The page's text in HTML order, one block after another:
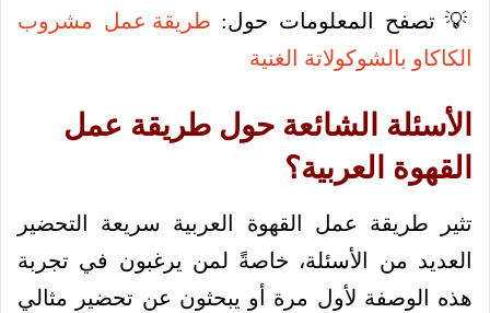
💡 تصفح المعلومات حول: طريقة عمل مشروب
الكاكاو بالشوكولاتة الغنية
الأسئلة الشائعة حول طريقة عمل
القهوة العربية؟
تثير طريقة عمل القهوة العربية سريعة التحضير
العديد من الأسئلة، خاصةً لمن يرغبون في تجربة
هذه الوصفة لأول مرة أو يبحثون عن تحضير مثالي